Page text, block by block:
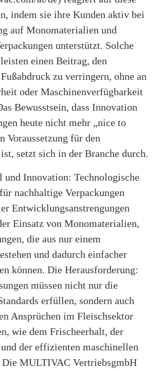
indem sie ihre Kunden aktiv bei
auf Monomaterialien und
unterstützt. Solche
einen Beitrag, den
zu verringern, ohne an
oder Maschinenverfügbarkeit
Bewusstsein, dass Innovation
heute nicht mehr „nice to
Voraussetzung für den
setzt sich in der Branche durch.
und Innovation: Technologische
nachhaltige Verpackungen
Entwicklungsanstrengungen
Einsatz von Monomaterialien,
die aus nur einem
und dadurch einfacher
können. Die Herausforderung:
müssen nicht nur die
erfüllen, sondern auch
Ansprüchen im Fleischsektor
wie dem Frischeerhalt, der
der effizienten maschinellen
Die MULTIVAC VertriebsgmbH